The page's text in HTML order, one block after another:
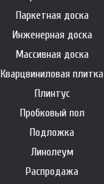
Паркетная доска
Инженерная доска
Массивная доска
Кварцвиниловая плитка
Плинтус
Пробковый пол
Подложка
Линолеум
Распродажа